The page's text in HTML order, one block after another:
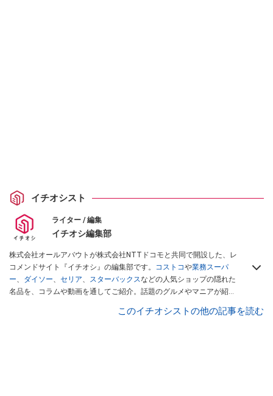
イチオシスト
ライター / 編集
イチオシ編集部
株式会社オールアバウトが株式会社NTTドコモと共同で開設した、レ
コメンドサイト『イチオシ』の編集部です。 コストコや業務スーパ
ー、 ダイソー、 セリア、 スターバックスなどの人気ショップの隠れた
名品を、コラムや動画を通してご紹介。話題のグルメやマニアが紹介
インフルエンサーが実際に使用してレビューしています。毎日トレン
このイチオシストの他の記事を読む